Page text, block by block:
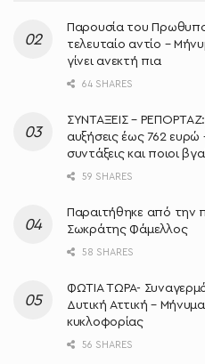
Παρουσία του
τελευταίο αντίο –
γίνει ανεκτή πια
64 SHARES
ΣΥΝΤΑΞΕΙΣ –
αυξήσεις έως 762 ευρώ
συντάξεις και ποιοι
59 SHARES
Παραιτήθηκε από την
Σωκράτης Φάμελλος
58 SHARES
ΦΩΤΙΑ ΤΩΡΑ-
Δυτική Αττική –
κυκλοφορίας
56 SHARES